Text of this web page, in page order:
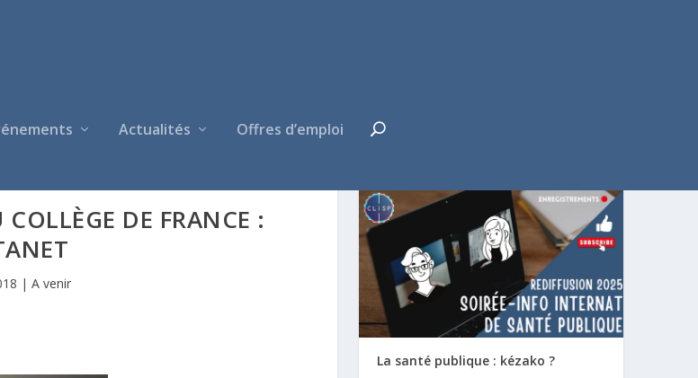
Actualités Offres d’emploi
DE FRANCE :
| A venir
La santé publique : kézako ?